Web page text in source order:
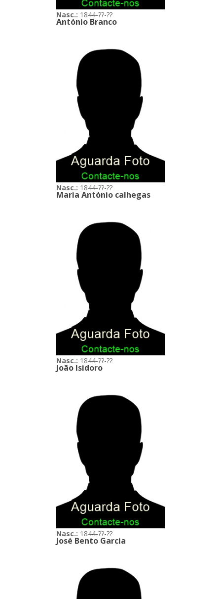
Nasc.: 1844-??-??
António Branco
Nasc.: 1844-??-??
Maria António calhegas
Nasc.: 1844-??-??
João Isidoro
Nasc.: 1844-??-??
José Bento Garcia